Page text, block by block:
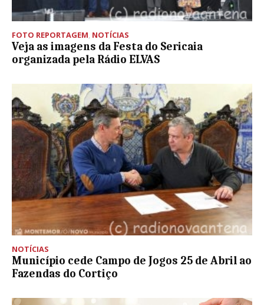
FOTO REPORTAGEM, NOTÍCIAS
Veja as imagens da Festa do Sericaia
organizada pela Rádio ELVAS
NOTÍCIAS
Município cede Campo de Jogos 25 de Abril ao
Fazendas do Cortiço